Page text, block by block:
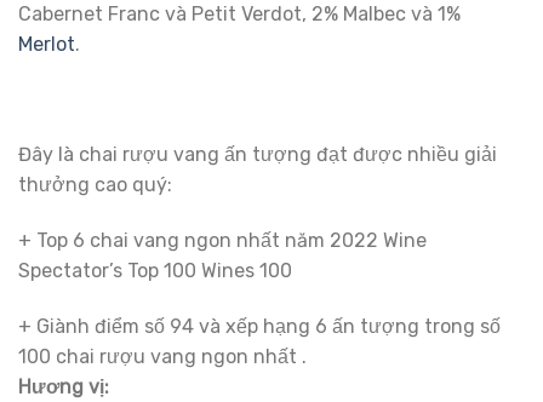
Cabernet Franc và Petit Verdot, 2% Malbec và 1%
Merlot.
Đây là chai rượu vang ấn tượng đạt được nhiều giải
thưởng cao quý:
+ Top 6 chai vang ngon nhất năm 2022 Wine
Spectator’s Top 100 Wines 100
+ Giành điểm số 94 và xếp hạng 6 ấn tượng trong số
100 chai rượu vang ngon nhất .
Hương vị: